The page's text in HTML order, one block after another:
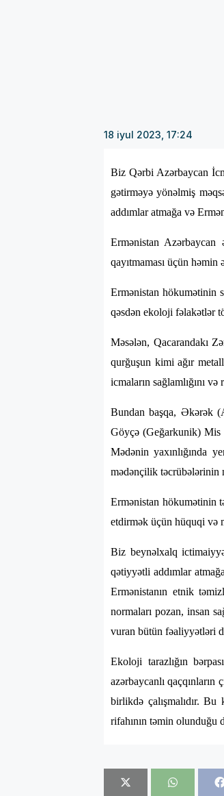
18 iyul 2023, 17:24
Biz Qərbi Azərbaycan
gətirməyə yönəlmiş
addımlar atmağa və
Ermənistan Azərbaycan
qayıtmaması üçün
Ermənistan hökumətinin
qəsdən ekoloji fəlakətlər
Məsələn, Qacarandakı
qurğuşun kimi ağır
icmaların sağlamlığını
Bundan başqa, Əkərək
Göyçə (Geğarkunik) Mis
Mədənin yaxınlığında
mədənçilik təcrübələrinin
Ermənistan hökumətinin
etdirmək üçün hüquqi və
Biz beynəlxalq
qətiyyətli addımlar
Ermənistanın etnik
normaları pozan, insan
vuran bütün fəaliyyətləri
Ekoloji tarazlığın
azərbaycanlı
birlikdə çalışmalıdır. Bu
rifahının təmin olunduğu